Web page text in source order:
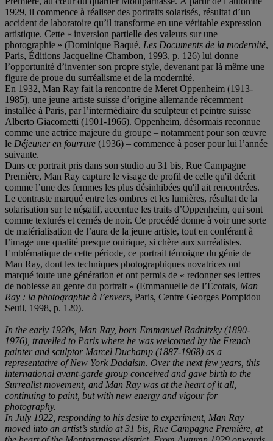
1929, il commence à réaliser des portraits solarisés, résultat d’un
accident de laboratoire qu’il transforme en une véritable expression
artistique. Cette « inversion partielle des valeurs sur une
photographie » (Dominique Baqué, Les Documents de la modernité,
Paris, Éditions Jacqueline Chambon, 1993, p. 126) lui donne
l’opportunité d’inventer son propre style, devenant par là même une
figure de proue du surréalisme et de la modernité.
En 1932, Man Ray fait la rencontre de Meret Oppenheim (1913-
1985), une jeune artiste suisse d’origine allemande récemment
installée à Paris, par l’intermédiaire du sculpteur et peintre suisse
Alberto Giacometti (1901-1966). Oppenheim, désormais reconnue
comme une actrice majeure du groupe – notamment pour son œuvre
le Déjeuner en fourrure (1936) – commence à poser pour lui l’année
suivante.
Dans ce portrait pris dans son studio au 31 bis, Rue Campagne
Première, Man Ray capture le visage de profil de celle qu'il décrit
comme l’une des femmes les plus désinhibées qu'il ait rencontrées.
Le contraste marqué entre les ombres et les lumières, résultat de la
solarisation sur le négatif, accentue les traits d’Oppenheim, qui sont
comme texturés et cernés de noir. Ce procédé donne à voir une sorte
de matérialisation de l’aura de la jeune artiste, tout en conférant à
l’image une qualité presque onirique, si chère aux surréalistes.
Emblématique de cette période, ce portrait témoigne du génie de
Man Ray, dont les techniques photographiques novatrices ont
marqué toute une génération et ont permis de « redonner ses lettres
de noblesse au genre du portrait » (Emmanuelle de l’Écotais, Man
Ray : la photographie à l’envers, Paris, Centre Georges Pompidou
Seuil, 1998, p. 120).
In the early 1920s, Man Ray, born Emmanuel Radnitzky (1890-
1976), travelled to Paris where he was welcomed by the French
painter and sculptor Marcel Duchamp (1887-1968) as a
representative of New York Dadaism. Over the next few years, this
international avant-garde group conceived and gave birth to the
Surrealist movement, and Man Ray was at the heart of it all,
continuing to paint, but with new energy and vigour for
photography.
In July 1922, responding to his desire to experiment, Man Ray
moved into an artist’s studio at 31 bis, Rue Campagne Première, at